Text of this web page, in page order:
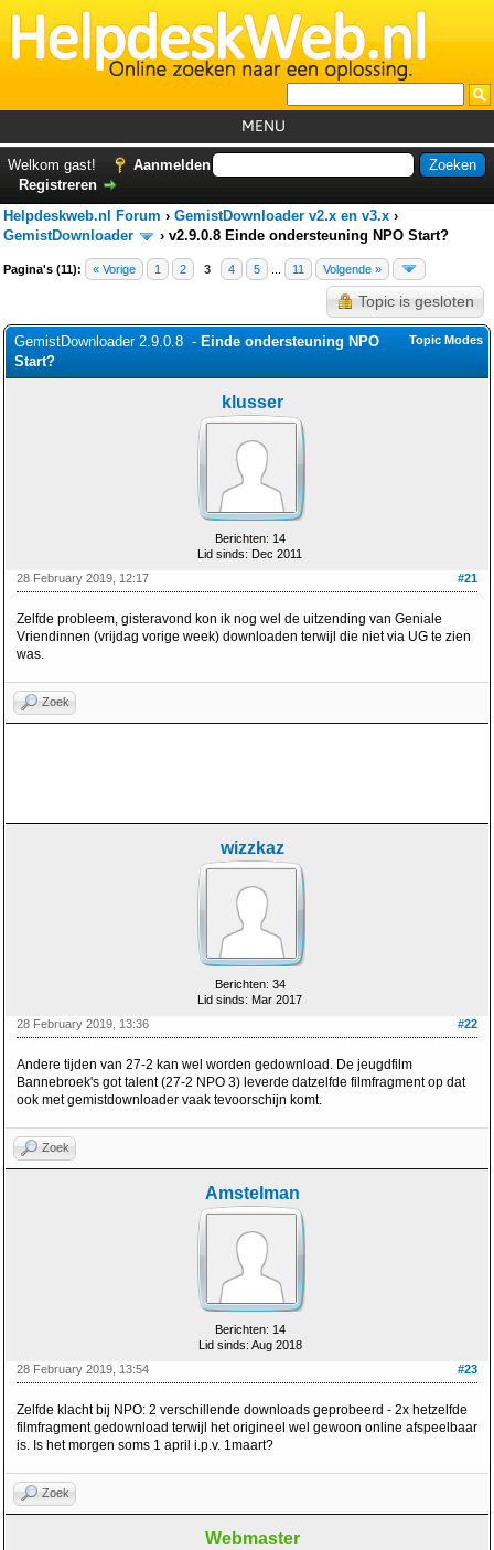
MENU
Foutcodes
Helpdesks
Forum
Welkom gast!
Aanmelden
Registreren
Helpdeskweb.nl Forum › GemistDownloader v2.x en v3.x ›
GemistDownloader
› v2.9.0.8 Einde ondersteuning NPO Start?
Pagina's (11): « Vorige 1 2 3 4 5 11 Volgende »
Topic is gesloten
Topic Modes
GemistDownloader 2.9.0.8 - Einde ondersteuning NPO
Start?
klusser
Berichten: 14
Lid sinds: Dec 2011
#21
28 February 2019, 12:17
Zelfde probleem, gisteravond kon ik nog wel de uitzending van Geniale
Vriendinnen (vrijdag vorige week) downloaden terwijl die niet via UG te zien
was.
Zoek
wizzkaz
Berichten: 34
Lid sinds: Mar 2017
#22
28 February 2019, 13:36
Andere tijden van 27-2 kan wel worden gedownload. De jeugdfilm
Bannebroek's got talent (27-2 NPO 3) leverde datzelfde filmfragment op dat
ook met gemistdownloader vaak tevoorschijn komt.
Zoek
Amstelman
Berichten: 14
Lid sinds: Aug 2018
#23
28 February 2019, 13:54
Zelfde klacht bij NPO: 2 verschillende downloads geprobeerd - 2x hetzelfde
filmfragment gedownload terwijl het origineel wel gewoon online afspeelbaar
is. Is het morgen soms 1 april i.p.v. 1maart?
Zoek
Webmaster